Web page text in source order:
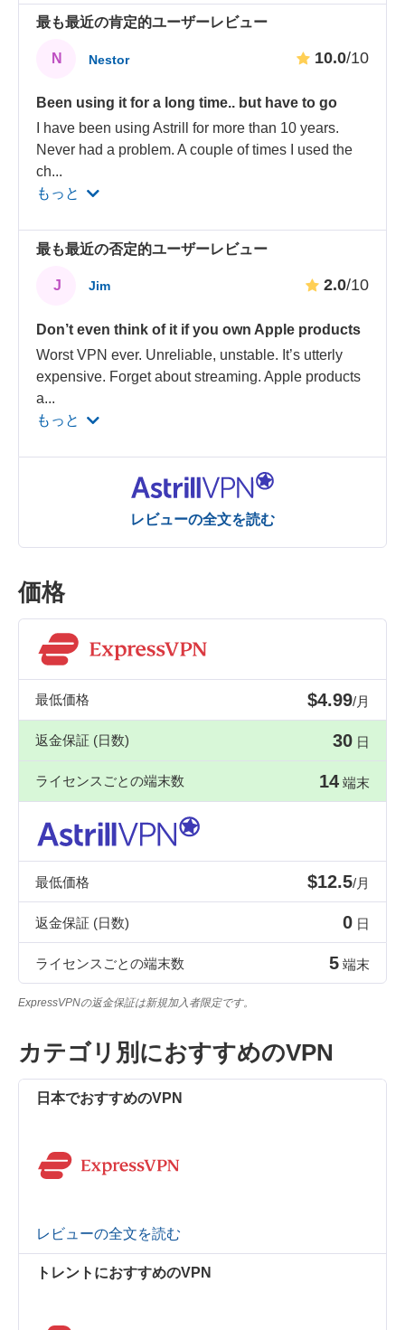
最も最近の肯定的ユーザーレビュー
N Nestor 10.0/10
Been using it for a long time.. but have to go
I have been using Astrill for more than 10 years.
Never had a problem. A couple of times I used the
ch...
もっと
最も最近の否定的ユーザーレビュー
J Jim 2.0/10
Don’t even think of it if you own Apple products
Worst VPN ever. Unreliable, unstable. It’s utterly
expensive. Forget about streaming. Apple products
a...
もっと
レビューの全文を読む
価格
最低価格 $4.99/月
返金保証 (日数) 30 日
ライセンスごとの端末数 14 端末
最低価格 $12.5/月
返金保証 (日数) 0 日
ライセンスごとの端末数 5 端末
ExpressVPNの返金保証は新規加入者限定です。
カテゴリ別におすすめのVPN
日本でおすすめのVPN
レビューの全文を読む
トレントにおすすめのVPN